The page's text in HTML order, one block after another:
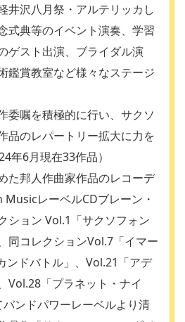
井沢八月祭・アルテリッカし
式典等のイベント演奏、学習
ゲスト出演、ブライダル演
鑑賞教室など様々なステージ
委嘱を積極的に行い、サクソ
品のレパートリー拡大に力を
年6月現在33作品）
た邦人作曲家作品のレコーデ
レーベルCDブレーン・
ション Vol.1「サクソフォン
コレクションVol.7「イマー
ンドバトル」、Vol.21「アデ
Vol.28「プラネット・ナイ
ンドパワーレーベルより清